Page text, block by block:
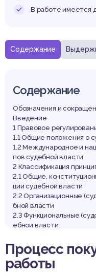
Содержание
Содержание
Обозначения и
Введение
1 Правовое
1.1 Общие положения о
1.2 Международное и
пов судебной власти
2 Классификация
2.1 Общие,
ции судебной власти
2.2 Организационные
бной власти
2.3 Функциональные
ебной власти
3.1 Реализация
еларусь
3.2 Реализация
В работе имеется
Процесс
работы